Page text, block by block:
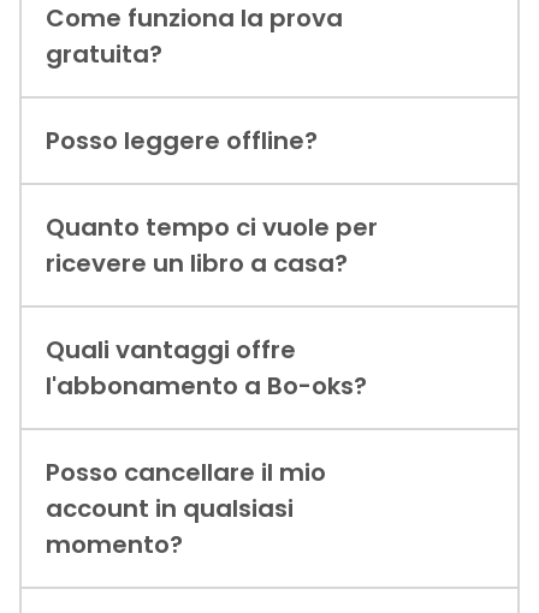
Come funziona la prova
gratuita?
Posso leggere offline?
Quanto tempo ci vuole per
ricevere un libro a casa?
Quali vantaggi offre
l'abbonamento a Bo-oks?
Posso cancellare il mio
account in qualsiasi
momento?